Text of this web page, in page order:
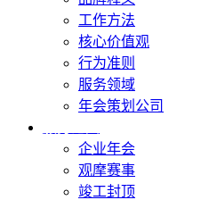
工作方法
核心价值观
行为准则
服务领域
年会策划公司
企业年会
观摩赛事
竣工封顶